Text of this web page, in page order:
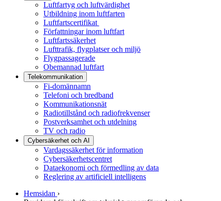
Luftfartyg och luftvärdighet
Utbildning inom luftfarten
Luftfartscertifikat
Författningar inom luftfart
Luftfartssäkerhet
Lufttrafik, flygplatser och miljö
Flygpassagerade
Obemannad luftfart
Telekommunikation
Fi-domännamn
Telefoni och bredband
Kommunikationsnät
Radiotillstånd och radiofrekvenser
Postverksamhet och utdelning
TV och radio
Cybersäkerhet och AI
Vardagssäkerhet för information
Cybersäkerhetscentret
Dataekonomi och förmedling av data
Reglering av artificiell intelligens
Hemsidan ›